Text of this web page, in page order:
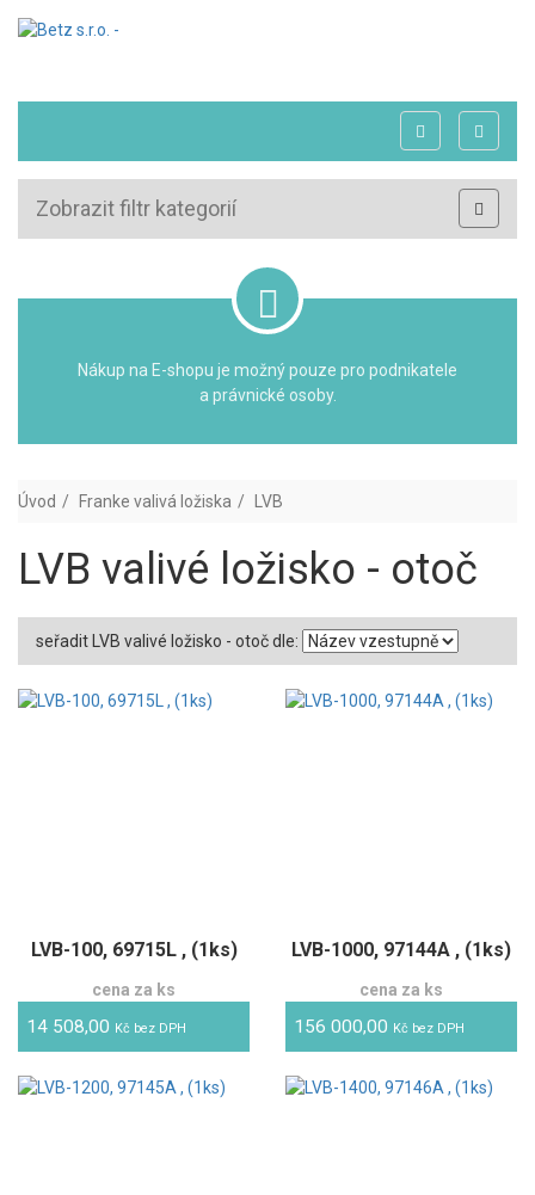
Zobrazit filtr kategorií
Nákup na E-shopu je možný pouze pro podnikatele
a právnické osoby.
Úvod Franke valivá ložiska LVB
LVB valivé ložisko - otoč
seřadit LVB valivé ložisko - otoč dle:
LVB-100, 69715L , (1ks)
cena za ks
14 508,00 Kč bez DPH
LVB-1000, 97144A , (1ks)
cena za ks
156 000,00 Kč bez DPH